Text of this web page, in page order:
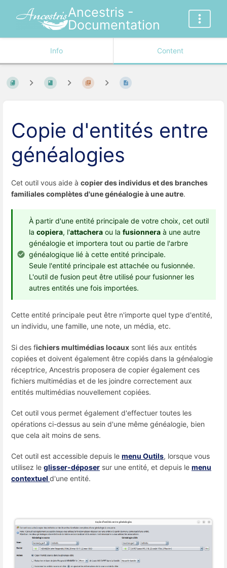
Ancestris -
Documentation
Info Content
Copie d'entités entre
généalogies
Cet outil vous aide à copier des individus et des branches
familiales complètes d'une généalogie à une autre.
À partir d'une entité principale de votre choix, cet outil
la copiera, l'attachera ou la fusionnera à une autre
généalogie et importera tout ou partie de l'arbre
généalogique lié à cette entité principale.
Seule l'entité principale est attachée ou fusionnée.
L'outil de fusion peut être utilisé pour fusionner les
autres entités une fois importées.
Cette entité principale peut être n'importe quel type d'entité,
un individu, une famille, une note, un média, etc.
Si des fichiers multimédias locaux sont liés aux entités
copiées et doivent également être copiés dans la généalogie
réceptrice, Ancestris proposera de copier également ces
fichiers multimédias et de les joindre correctement aux
entités multimédias nouvellement copiées.
Cet outil vous permet également d'effectuer toutes les
opérations ci-dessus au sein d'une même généalogie, bien
que cela ait moins de sens.
Cet outil est accessible depuis le menu Outils, lorsque vous
utilisez le glisser-déposer sur une entité, et depuis le menu
contextuel d'une entité.